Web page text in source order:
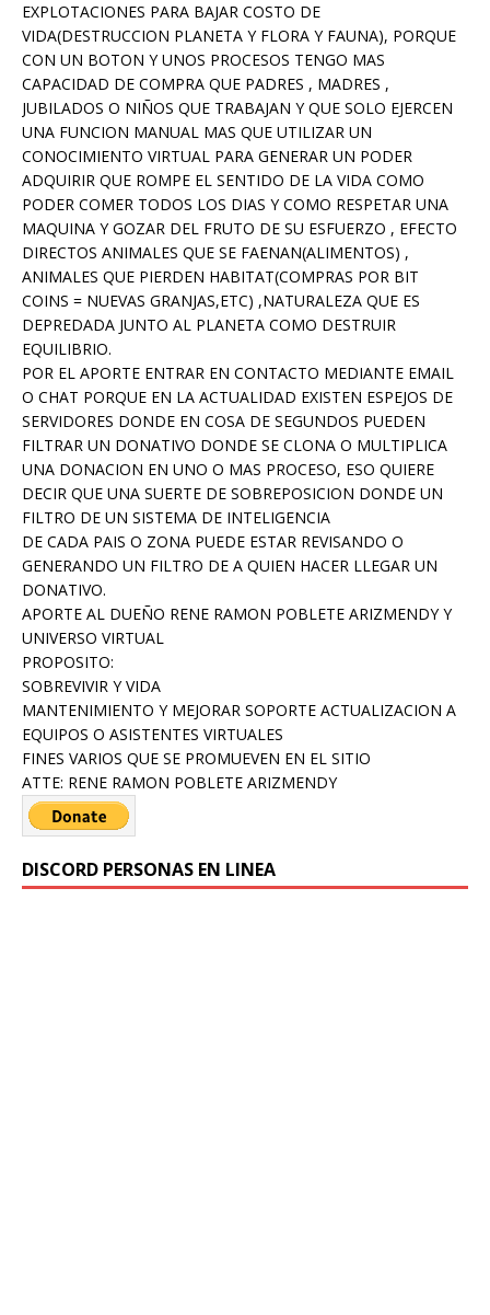
EXPLOTACIONES PARA BAJAR COSTO DE
VIDA(DESTRUCCION PLANETA Y FLORA Y FAUNA), PORQUE
CON UN BOTON Y UNOS PROCESOS TENGO MAS
CAPACIDAD DE COMPRA QUE PADRES , MADRES ,
JUBILADOS O NIÑOS QUE TRABAJAN Y QUE SOLO EJERCEN
UNA FUNCION MANUAL MAS QUE UTILIZAR UN
CONOCIMIENTO VIRTUAL PARA GENERAR UN PODER
ADQUIRIR QUE ROMPE EL SENTIDO DE LA VIDA COMO
PODER COMER TODOS LOS DIAS Y COMO RESPETAR UNA
MAQUINA Y GOZAR DEL FRUTO DE SU ESFUERZO , EFECTO
DIRECTOS ANIMALES QUE SE FAENAN(ALIMENTOS) ,
ANIMALES QUE PIERDEN HABITAT(COMPRAS POR BIT
COINS = NUEVAS GRANJAS,ETC) ,NATURALEZA QUE ES
DEPREDADA JUNTO AL PLANETA COMO DESTRUIR
EQUILIBRIO.
POR EL APORTE ENTRAR EN CONTACTO MEDIANTE EMAIL
O CHAT PORQUE EN LA ACTUALIDAD EXISTEN ESPEJOS DE
SERVIDORES DONDE EN COSA DE SEGUNDOS PUEDEN
FILTRAR UN DONATIVO DONDE SE CLONA O MULTIPLICA
UNA DONACION EN UNO O MAS PROCESO, ESO QUIERE
DECIR QUE UNA SUERTE DE SOBREPOSICION DONDE UN
FILTRO DE UN SISTEMA DE INTELIGENCIA
DE CADA PAIS O ZONA PUEDE ESTAR REVISANDO O
GENERANDO UN FILTRO DE A QUIEN HACER LLEGAR UN
DONATIVO.
APORTE AL DUEÑO RENE RAMON POBLETE ARIZMENDY Y
UNIVERSO VIRTUAL
PROPOSITO:
SOBREVIVIR Y VIDA
MANTENIMIENTO Y MEJORAR SOPORTE ACTUALIZACION A
EQUIPOS O ASISTENTES VIRTUALES
FINES VARIOS QUE SE PROMUEVEN EN EL SITIO
ATTE: RENE RAMON POBLETE ARIZMENDY
DISCORD PERSONAS EN LINEA